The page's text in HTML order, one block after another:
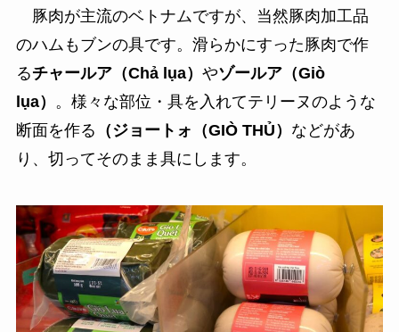
豚肉が主流のベトナムですが、当然豚肉加工品
のハムもブンの具です。滑らかにすった豚肉で作
るチャールア（Chả lụa） やゾールア（Giò
lụa） 。様々な部位・具を入れてテリーヌのような
断面を作る （ジョートォ（GIÒ THỦ） などがあ
り、切ってそのまま具にします。